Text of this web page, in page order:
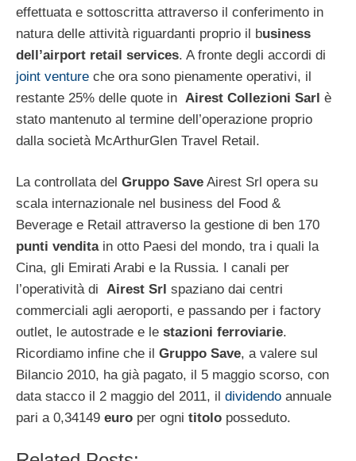
effettuata e sottoscritta attraverso il conferimento in
natura delle attività riguardanti proprio il business
dell’airport retail services. A fronte degli accordi di
joint venture che ora sono pienamente operativi, il
restante 25% delle quote in Airest Collezioni Sarl è
stato mantenuto al termine dell’operazione proprio
dalla società McArthurGlen Travel Retail.
La controllata del Gruppo Save Airest Srl opera su
scala internazionale nel business del Food &
Beverage e Retail attraverso la gestione di ben 170
punti venditain otto Paesi del mondo, tra i quali la
Cina, gli Emirati Arabi e la Russia. I canali per
l’operatività di Airest Srl spaziano dai centri
commerciali agli aeroporti, e passando per i factory
outlet, le autostrade e le stazioni ferroviarie.
Ricordiamo infine che il Gruppo Save, a valere sul
Bilancio 2010, ha già pagato, il 5 maggio scorso, con
data stacco il 2 maggio del 2011, il dividendo annuale
pari a 0,34149 euro per ogni titolo posseduto.